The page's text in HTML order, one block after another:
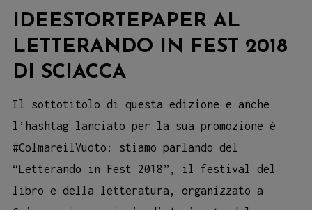
IDEESTORTEPAPER AL
LETTERANDO IN FEST 2018
DI SCIACCA
Il sottotitolo di questa edizione e anche
l’hashtag lanciato per la sua promozione è
#ColmareilVuoto: stiamo parlando del
“Letterando in Fest 2018”, il festival del
libro e della letteratura, organizzato a